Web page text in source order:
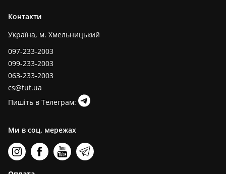
Контакти
Україна, м. Хмельницький
097-233-2003
099-233-2003
063-233-2003
cs@tut.ua
Пишіть в Телеграм:
Ми в соц. мережах